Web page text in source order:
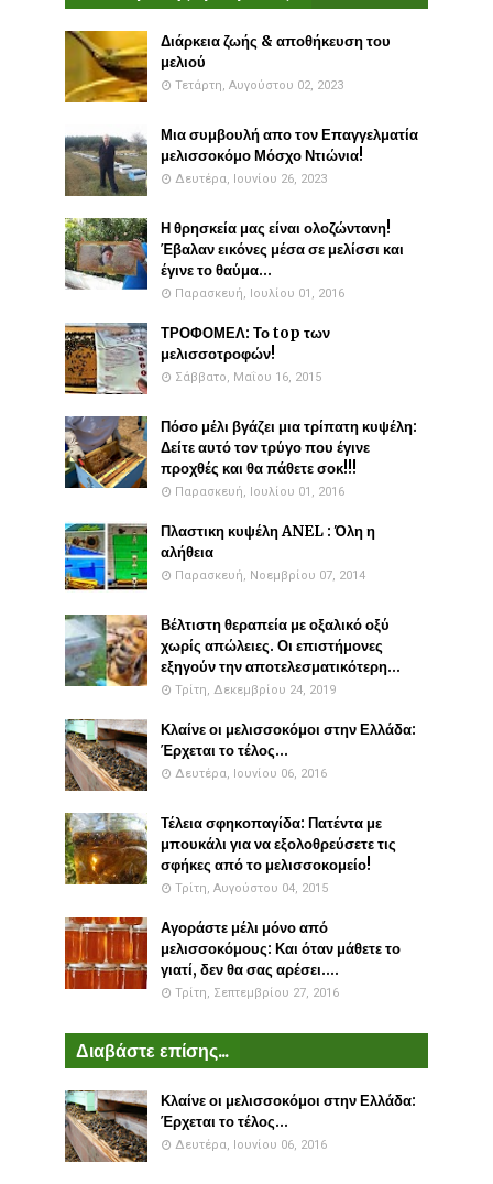
Διάρκεια ζωής & αποθήκευση του
μελιού
Τετάρτη, Αυγούστου 02, 2023
Μια συμβουλή απο τον Επαγγελματία
μελισσοκόμο Μόσχο Ντιώνια!
Δευτέρα, Ιουνίου 26, 2023
Η θρησκεία μας είναι ολοζώντανη!
Έβαλαν εικόνες μέσα σε μελίσσι και
έγινε το θαύμα...
Παρασκευή, Ιουλίου 01, 2016
ΤΡΟΦΟΜΕΛ: Το top των
μελισσοτροφών!
Σάββατο, Μαΐου 16, 2015
Πόσο μέλι βγάζει μια τρίπατη κυψέλη:
Δείτε αυτό τον τρύγο που έγινε
προχθές και θα πάθετε σοκ!!!
Παρασκευή, Ιουλίου 01, 2016
Πλαστικη κυψέλη ANEL : Όλη η
αλήθεια
Παρασκευή, Νοεμβρίου 07, 2014
Βέλτιστη θεραπεία με οξαλικό οξύ
χωρίς απώλειες. Οι επιστήμονες
εξηγούν την αποτελεσματικότερη...
Τρίτη, Δεκεμβρίου 24, 2019
Κλαίνε οι μελισσοκόμοι στην Ελλάδα:
Έρχεται το τέλος...
Δευτέρα, Ιουνίου 06, 2016
Τέλεια σφηκοπαγίδα: Πατέντα με
μπουκάλι για να εξολοθρεύσετε τις
σφήκες από το μελισσοκομείο!
Τρίτη, Αυγούστου 04, 2015
Αγοράστε μέλι μόνο από
μελισσοκόμους: Και όταν μάθετε το
γιατί, δεν θα σας αρέσει....
Τρίτη, Σεπτεμβρίου 27, 2016
Διαβάστε επίσης...
Κλαίνε οι μελισσοκόμοι στην Ελλάδα:
Έρχεται το τέλος...
Δευτέρα, Ιουνίου 06, 2016